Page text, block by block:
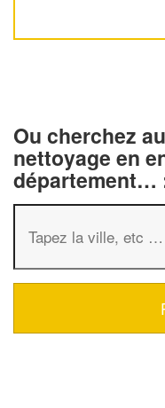
Ou cherchez
nettoyage en
département…